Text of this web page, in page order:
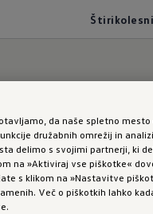
Štirikolesni
skozi ovinke
da naše spletno
družabnih omrežij in
delimo s svojimi partnerji, ki
na »Aktiviraj vse piškotke«
s klikom na »Nastavitve
Več o piškotkih lahko